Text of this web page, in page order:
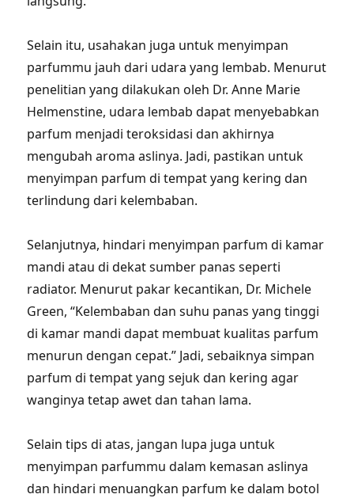
Selain itu, usahakan juga untuk menyimpan
parfummu jauh dari udara yang lembab. Menurut
penelitian yang dilakukan oleh Dr. Anne Marie
Helmenstine, udara lembab dapat menyebabkan
parfum menjadi teroksidasi dan akhirnya
mengubah aroma aslinya. Jadi, pastikan untuk
menyimpan parfum di tempat yang kering dan
terlindung dari kelembaban.
Selanjutnya, hindari menyimpan parfum di kamar
mandi atau di dekat sumber panas seperti
radiator. Menurut pakar kecantikan, Dr. Michele
Green, “Kelembaban dan suhu panas yang tinggi
di kamar mandi dapat membuat kualitas parfum
menurun dengan cepat.” Jadi, sebaiknya simpan
parfum di tempat yang sejuk dan kering agar
wanginya tetap awet dan tahan lama.
Selain tips di atas, jangan lupa juga untuk
menyimpan parfummu dalam kemasan aslinya
dan hindari menuangkan parfum ke dalam botol